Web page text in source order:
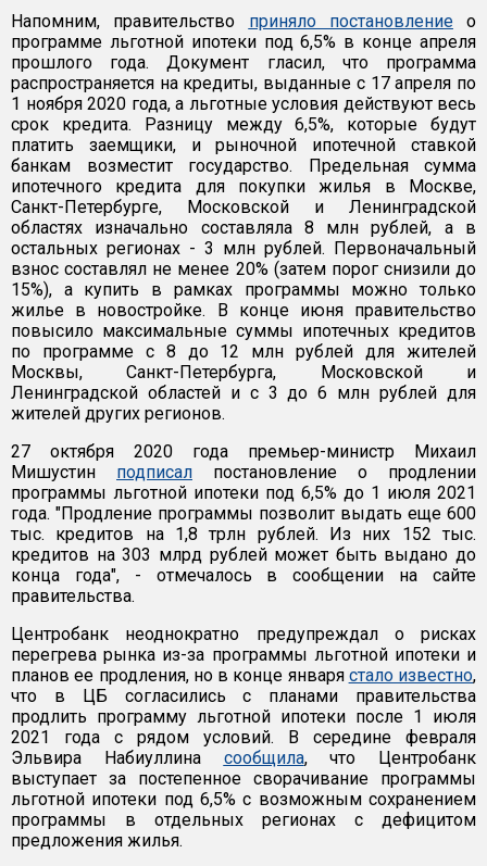
Напомним, правительство приняло постановлениео
программе льготной ипотеки под 6,5% в конце апреля
прошлого года. Документ гласил, что программа
распространяется на кредиты, выданные с 17 апреля по
1 ноября 2020 года, а льготные условия действуют весь
срок кредита. Разницу между 6,5%, которые будут
платить заемщики, и рыночной ипотечной ставкой
банкам возместит государство. Предельная сумма
ипотечного кредита для покупки жилья в Москве,
Санкт-Петербурге, Московской и Ленинградской
областях изначально составляла 8 млн рублей, а в
остальных регионах - 3 млн рублей. Первоначальный
взнос составлял не менее 20% (затем порог снизили до
15%), а купить в рамках программы можно только
жилье в новостройке. В конце июня правительство
повысило максимальные суммы ипотечных кредитов
по программе с 8 до 12 млн рублей для жителей
Москвы, Санкт-Петербурга, Московской и
Ленинградской областей и с 3 до 6 млн рублей для
жителей других регионов.
27 октября 2020 года премьер-министр Михаил
Мишустин подписал постановление о продлении
программы льготной ипотеки под 6,5% до 1 июля 2021
года. "Продление программы позволит выдать еще 600
тыс. кредитов на 1,8 трлн рублей. Из них 152 тыс.
кредитов на 303 млрд рублей может быть выдано до
конца года", - отмечалось в сообщении на сайте
правительства.
Центробанк неоднократно предупреждал о рисках
перегрева рынка из-за программы льготной ипотеки и
планов ее продления, но в конце января стало известно,
что в ЦБ согласились с планами правительства
продлить программу льготной ипотеки после 1 июля
2021 года с рядом условий. В середине февраля
Эльвира Набиуллина сообщила, что Центробанк
выступает за постепенное сворачивание программы
льготной ипотеки под 6,5% с возможным сохранением
программы в отдельных регионах с дефицитом
предложения жилья.